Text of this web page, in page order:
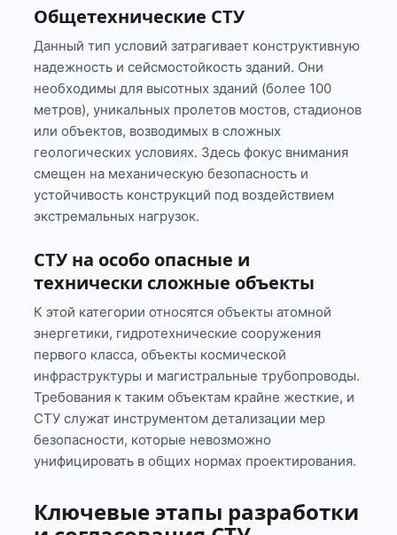
Общетехнические СТУ
Данный тип условий затрагивает конструктивную
надежность и сейсмостойкость зданий. Они
необходимы для высотных зданий (более 100
метров), уникальных пролетов мостов, стадионов
или объектов, возводимых в сложных
геологических условиях. Здесь фокус внимания
смещен на механическую безопасность и
устойчивость конструкций под воздействием
экстремальных нагрузок.
СТУ на особо опасные и
технически сложные объекты
К этой категории относятся объекты атомной
энергетики, гидротехнические сооружения
первого класса, объекты космической
инфраструктуры и магистральные трубопроводы.
Требования к таким объектам крайне жесткие, и
СТУ служат инструментом детализации мер
безопасности, которые невозможно
унифицировать в общих нормах проектирования.
Ключевые этапы разработки